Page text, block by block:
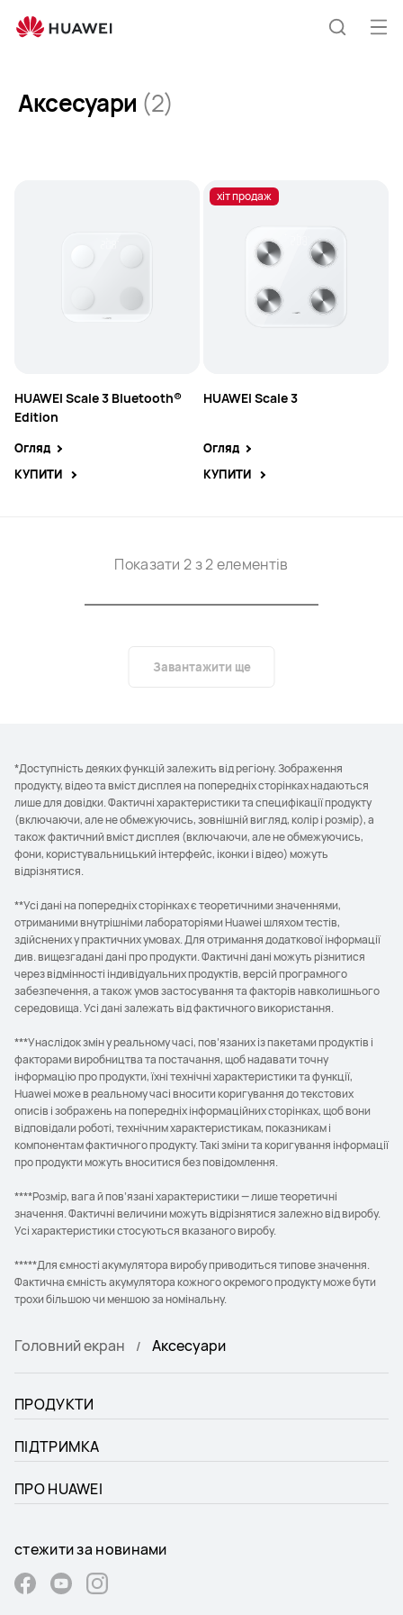
Аксесуари (2)
HUAWEI Scale 3 Bluetooth®
Edition
Огляд
КУПИТИ
хіт продаж
HUAWEI Scale 3
Огляд
КУПИТИ
Показати 2 з 2 елементів
Завантажити ще
*Доступність деяких функцій залежить від регіону. Зображення
продукту, відео та вміст дисплея на попередніх сторінках надаються
лише для довідки. Фактичні характеристики та специфікації продукту
(включаючи, але не обмежуючись, зовнішній вигляд, колір і розмір), а
також фактичний вміст дисплея (включаючи, але не обмежуючись,
фони, користувальницький інтерфейс, іконки і відео) можуть
відрізнятися.
**Усі дані на попередніх сторінках є теоретичними значеннями,
отриманими внутрішніми лабораторіями Huawei шляхом тестів,
здійснених у практичних умовах. Для отримання додаткової інформації
див. вищезгадані дані про продукти. Фактичні дані можуть різнитися
через відмінності індивідуальних продуктів, версій програмного
забезпечення, а також умов застосування та факторів навколишнього
середовища. Усі дані залежать від фактичного використання.
***Унаслідок змін у реальному часі, пов’язаних із пакетами продуктів і
факторами виробництва та постачання, щоб надавати точну
інформацію про продукти, їхні технічні характеристики та функції,
Huawei може в реальному часі вносити коригування до текстових
описів і зображень на попередніх інформаційних сторінках, щоб вони
відповідали роботі, технічним характеристикам, показникам і
компонентам фактичного продукту. Такі зміни та коригування інформації
про продукти можуть вноситися без повідомлення.
****Розмір, вага й пов’язані характеристики — лише теоретичні
значення. Фактичні величини можуть відрізнятися залежно від виробу.
Усі характеристики стосуються вказаного виробу.
*****Для ємності акумулятора виробу приводиться типове значення.
Фактична ємність акумулятора кожного окремого продукту може бути
трохи більшою чи меншою за номінальну.
Головний екран Аксесуари
ПРОДУКТИ
ПІДТРИМКА
ПРО HUAWEI
стежити за новинами